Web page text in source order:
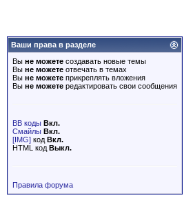
Ваши права в разделе
Вы не можете создавать новые темы
Вы не можете отвечать в темах
Вы не можете прикреплять вложения
Вы не можете редактировать свои сообщения
BB коды Вкл.
Смайлы Вкл.
[IMG] код Вкл.
HTML код Выкл.
Правила форума